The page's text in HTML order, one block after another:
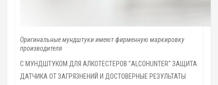
Оригинальные мундштуки имеют фирменную маркировку
производителя
С МУНДШТУКОМ ДЛЯ АЛКОТЕСТЕРОВ "ALCOHUNTER" ЗАЩИТА
ДАТЧИКА ОТ ЗАГРЯЗНЕНИЙ И ДОСТОВЕРНЫЕ РЕЗУЛЬТАТЫ